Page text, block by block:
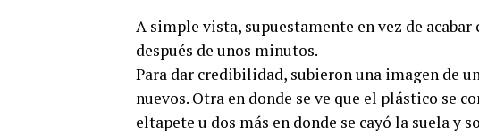
A simple vista, supuestamente en vez de
después de unos minutos.
Para dar credibilidad, subieron una imagen de
nuevos. Otra en donde se ve que el plástico se
eltapete u dos más en donde se cayó la suela y